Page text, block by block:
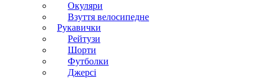
Окуляри
Взуття велосипедне
Рукавички
Рейтузи
Шорти
Футболки
Джерсі